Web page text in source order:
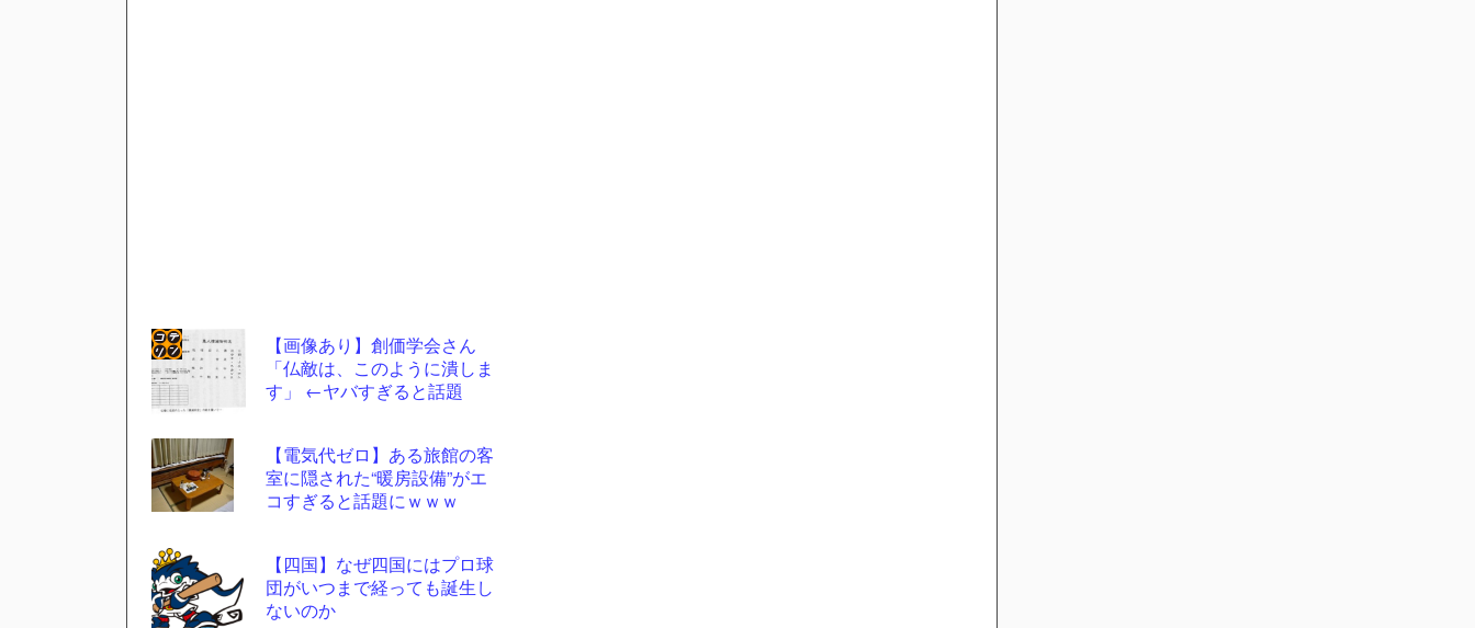
【画像あり】創価学会さん
「仏敵は、このように潰しま
す」 ←ヤバすぎると話題
【電気代ゼロ】ある旅館の客
室に隠された“暖房設備”がエ
コすぎると話題にｗｗｗ
【四国】なぜ四国にはプロ球
団がいつまで経っても誕生し
ないのか
コテ
リン
- 固
定リ
ンク
更新
ツー
ル